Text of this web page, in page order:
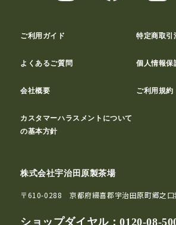
ご利用ガイド 特定商取引
よくあるご質問 個人情報保
会社概要 ご利用規約
カスタマーハラスメントについて
の基本方針
株式会社宇治田原製茶場
〒610-0288 京都府綴喜郡宇治田原町郷之口
ショップダイヤル：0120-08-